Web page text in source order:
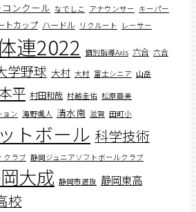
ンクール なでしこ アナウンサー キーパー
トカップ ハードル リクルート レーサー
連2022 個別指導Axis 六合 六合
学野球 大村 大村 富士シニア 山岳
平 村田和哉 村越圭佑 松原亜美
ョン 海野颯人 清水南 滋賀 田町小
トボール 科学技術
クラブ 静岡ジュニアソフトボールクラブ
大成 静岡市選抜 静岡東高
校